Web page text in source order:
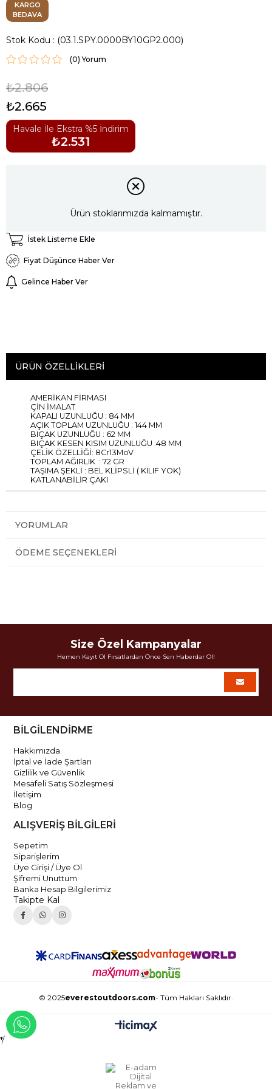
KARGO
BEDAVA
Stok Kodu (03.1.SPY.0000BY10GP2.000)
(0)
₺2.806
₺2.665
Havale İle Ekstra %5 İndirim
₺2.531
Ürün stoklarımızda kalmamıştır.
İstek Listeme Ekle
Fiyat Düşünce Haber Ver
Gelince Haber Ver
ÜRÜN ÖZELLIKLERI
AMERİKAN FİRMASI
ÇİN İMALAT
KAPALI UZUNLUĞU : 84 MM
AÇIK TOPLAM UZUNLUĞU : 144 MM
BIÇAK UZUNLUĞU : 62 MM
BIÇAK KESEN KISIM UZUNLUĞU :48 MM
ÇELİK ÖZELLİĞİ: 8Cr13MoV
TOPLAM AĞIRLIK : 72 GR
TAŞIMA ŞEKLİ : BEL KLİPSLİ ( KILIF YOK)
KATLANABİLİR ÇAKI
YORUMLAR
ÖDEME SEÇENEKLERI
Size Özel Kampanyalar
Hemen Kayıt Ol Fırsatlardan Önce Sen Haberdar Ol!
BİLGİLENDİRME
Hakkımızda
İptal ve İade Şartları
Gizlilik ve Güvenlik
Mesafeli Satış Sözleşmesi
İletişim
Blog
ALIŞVERİŞ BİLGİLERİ
Sepetim
Siparişlerim
Üye Girişi / Üye Ol
Şifremi Unuttum
Banka Hesap Bilgilerimiz
Takipte Kal
© 2025everestoutdoors.com- Tüm Hakları Saklıdır.
*/
WHATSAPP İLE İLETİŞİME GEÇ